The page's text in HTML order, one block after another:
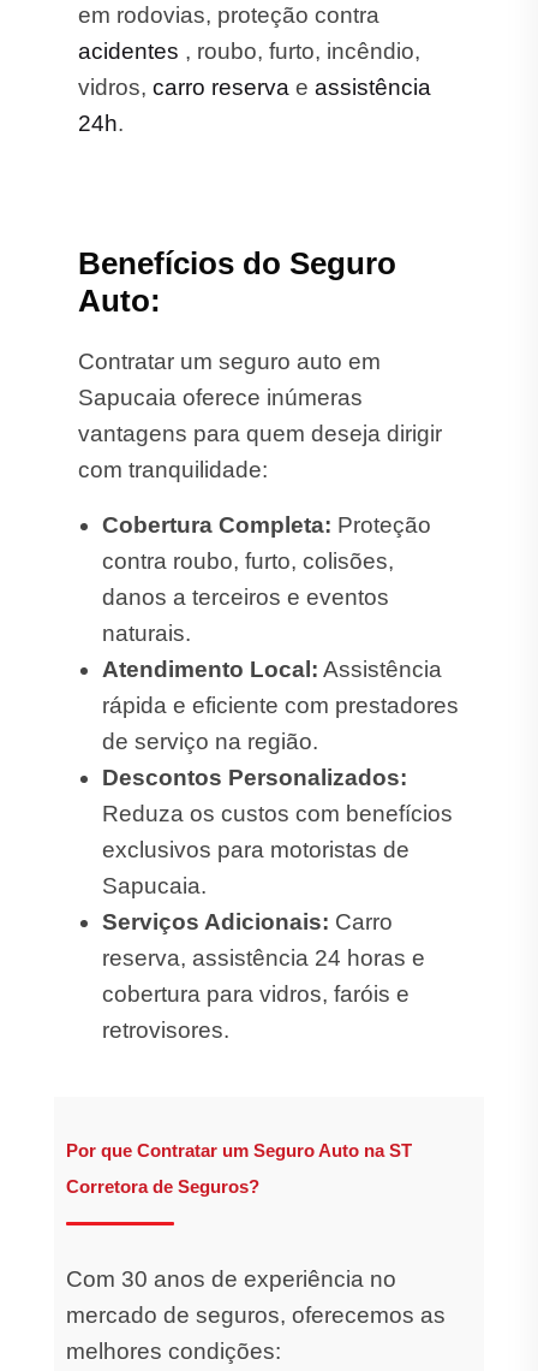
em rodovias, proteção contra
acidentes , roubo, furto, incêndio,
vidros, carro reserva e assistência
24h.
Benefícios do Seguro
Auto:
Contratar um seguro auto em
Sapucaia oferece inúmeras
vantagens para quem deseja dirigir
com tranquilidade:
Cobertura Completa: Proteção
contra roubo, furto, colisões,
danos a terceiros e eventos
naturais.
Atendimento Local: Assistência
rápida e eficiente com prestadores
de serviço na região.
Descontos Personalizados:
Reduza os custos com benefícios
exclusivos para motoristas de
Sapucaia.
Serviços Adicionais: Carro
reserva, assistência 24 horas e
cobertura para vidros, faróis e
retrovisores.
Por que Contratar um Seguro Auto na ST
Corretora de Seguros?
Com 30 anos de experiência no
mercado de seguros, oferecemos as
melhores condições: